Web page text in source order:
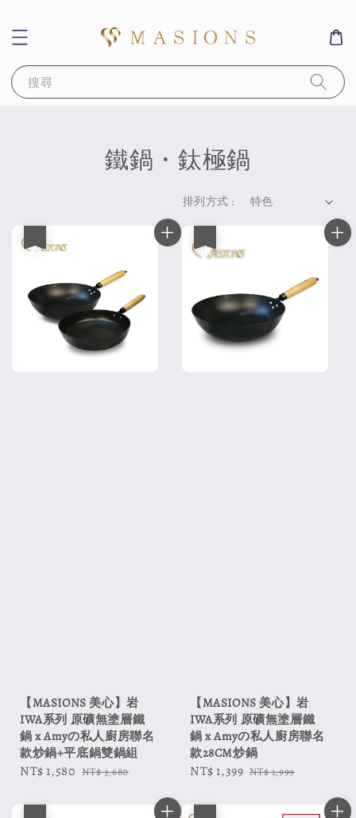
搜尋
鐵鍋・鈦極鍋
排列方式 :
【MASIONS 美心】岩
IWA系列 原礦無塗層鐵
鍋 x Amyの私人廚房聯名
款炒鍋+平底鍋雙鍋組
Sale
NT$ 1,580 Regular
NT$ 3,680
【MASIONS 美心】岩
IWA系列 原礦無塗層鐵
鍋 x Amyの私人廚房聯名
款28CM炒鍋
Sale
NT$ 1,399 Regular
NT$ 1,999